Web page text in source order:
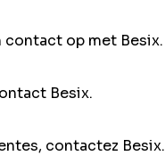
contact op met Besix.
Besix.
contactez Besix.